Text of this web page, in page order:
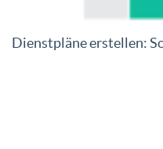
Dienstpläne erstellen: